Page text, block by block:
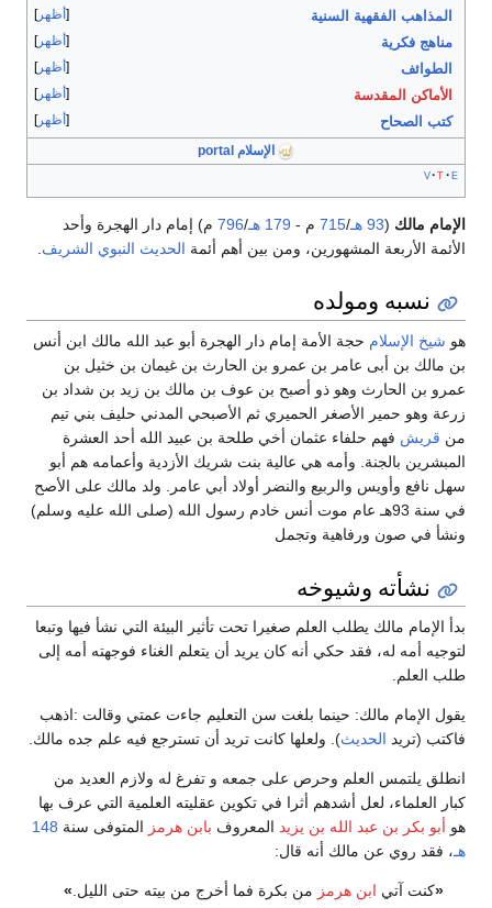
أظهر المذاهب الفقهية السنية
أظهر مناهج فكرية
أظهر الطوائف
أظهر الأماكن المقدسة
أظهر كتب الصحاح
الإسلام portal
v t e
الإمام مالك (93 هـ /
715 م - 179 هـ /
796 م) إمام دار الهجرة وأحد
الأئمة الأربعة المشهورين، ومن بين أهم أئمة الحديث النبوي الشريف
نسبه ومولده
هو شيخ الإسلام حجة الأمة إمام دار الهجرة أبو عبد الله مالك ابن أنس
بن مالك بن أبى عامر بن عمرو بن الحارث بن غيمان بن خثيل بن
عمرو بن الحارث وهو ذو أصبح بن عوف بن مالك بن زيد بن شداد بن
زرعة وهو حمير الأصغر الحميري ثم الأصبحي المدني حليف بني تيم
من قريش فهم حلفاء عثمان أخي طلحة بن عبيد الله أحد العشرة
المبشرين بالجنة. وأمه هي عالية بنت شريك الأزدية وأعمامه هم أبو
سهل نافع وأويس والربيع والنضر أولاد أبي عامر. ولد مالك على الأصح
في سنة 93هـ عام موت أنس خادم رسول الله (صلى الله عليه وسلم)
ونشأ في صون ورفاهية وتجمل
نشأته وشيوخه
بدأ الإمام مالك يطلب العلم صغيرا تحت تأثير البيئة التي نشأ فيها وتبعا
لتوجيه أمه له، فقد حكي أنه كان يريد أن يتعلم الغناء فوجهته أمه إلى
طلب العلم.
يقول الإمام مالك: حينما بلغت سن التعليم جاءت عمتي وقالت :اذهب
فاكتب (تريد الحديث). ولعلها كانت تريد أن تسترجع فيه علم جده مالك.
انطلق يلتمس العلم وحرص على جمعه و تفرغ له ولازم العديد من
كبار العلماء، لعل أشدهم أثرا في تكوين عقليته العلمية التي عرف بها
هو أبو بكر بن عبد الله بن يزيد المعروف بابن هرمز المتوفى سنة 148
هـ، فقد روي عن مالك أنه قال:
«كنت آتي ابن هرمز من بكرة فما أخرج من بيته حتى الليل.»